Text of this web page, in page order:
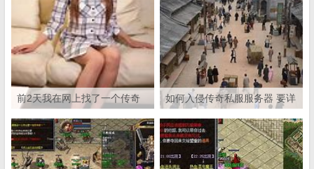
前2天我在网上找了一个传奇
私服的一条龙代理 找到一个网
站。传奇一条龙 但是被骗了 1
900元
如何入侵传奇私服服务器 要详
细的教程 细节要绝对详细
的。。